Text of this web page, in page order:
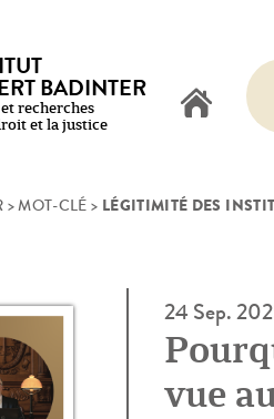
BADINTER
recherches
et la justice
>MOT-CLÉ > LÉGITIMITÉ DES
24 Sep.
vue